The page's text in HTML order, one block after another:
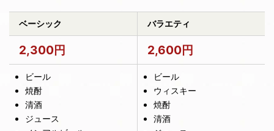
ベーシック バラエティ
2,300円 2,600円
ビール
焼酎
清酒
ジュース
ビール
ウィスキー
焼酎
清酒